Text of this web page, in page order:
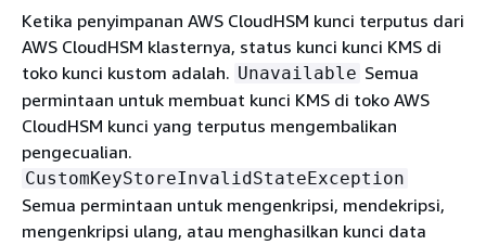
Ketika penyimpanan AWS CloudHSM kunci terputus dari
AWS CloudHSM klasternya, status kunci kunci KMS di
toko kunci kustom adalah. Unavailable Semua
permintaan untuk membuat kunci KMS di toko AWS
CloudHSM kunci yang terputus mengembalikan
pengecualian.
CustomKeyStoreInvalidStateException
Semua permintaan untuk mengenkripsi, mendekripsi,
mengenkripsi ulang, atau menghasilkan kunci data